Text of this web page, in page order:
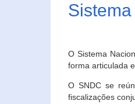
O Sistema
forma articulada
O SNDC se
fiscalizações